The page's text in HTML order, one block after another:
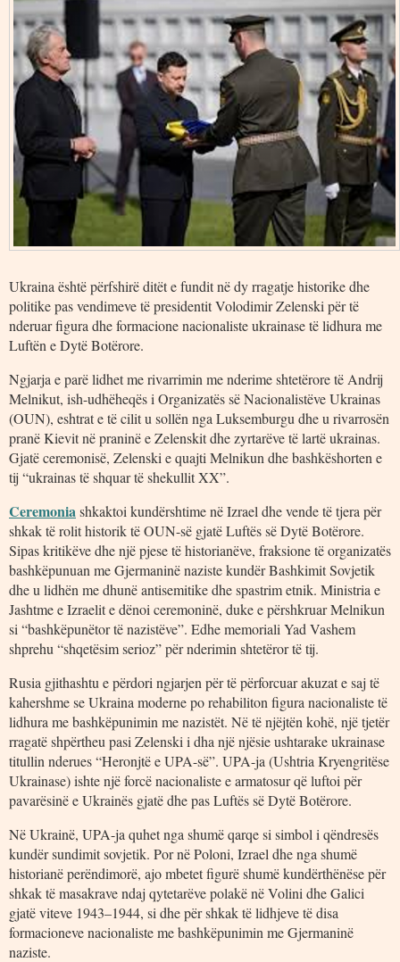
Ukraina është përfshirë ditët e fundit në dy rragatje historike dhe
politike pas vendimeve të presidentit Volodimir Zelenski për të
nderuar figura dhe formacione nacionaliste ukrainase të lidhura me
Luftën e Dytë Botërore.
Ngjarja e parë lidhet me rivarrimin me nderime shtetërore të Andrij
Melnikut, ish-udhëheqës i Organizatës së Nacionalistëve Ukrainas
(OUN), eshtrat e të cilit u sollën nga Luksemburgu dhe u rivarrosën
pranë Kievit në praninë e Zelenskit dhe zyrtarëve të lartë ukrainas.
Gjatë ceremonisë, Zelenski e quajti Melnikun dhe bashkëshorten e
tij “ukrainas të shquar të shekullit XX”.
Ceremoniashkaktoi kundërshtime në Izrael dhe vende të tjera për
shkak të rolit historik të OUN-së gjatë Luftës së Dytë Botërore.
Sipas kritikëve dhe një pjese të historianëve, fraksione të organizatës
bashkëpunuan me Gjermaninë naziste kundër Bashkimit Sovjetik
dhe u lidhën me dhunë antisemitike dhe spastrim etnik. Ministria e
Jashtme e Izraelit e dënoi ceremoninë, duke e përshkruar Melnikun
si “bashkëpunëtor të nazistëve”. Edhe memoriali Yad Vashem
shprehu “shqetësim serioz” për nderimin shtetëror të tij.
Rusia gjithashtu e përdori ngjarjen për të përforcuar akuzat e saj të
kahershme se Ukraina moderne po rehabiliton figura nacionaliste të
lidhura me bashkëpunimin me nazistët. Në të njëjtën kohë, një tjetër
rragatë shpërtheu pasi Zelenski i dha një njësie ushtarake ukrainase
titullin nderues “Heronjtë e UPA-së”. UPA-ja (Ushtria Kryengritëse
Ukrainase) ishte një forcë nacionaliste e armatosur që luftoi për
pavarësinë e Ukrainës gjatë dhe pas Luftës së Dytë Botërore.
Në Ukrainë, UPA-ja quhet nga shumë qarqe si simbol i qëndresës
kundër sundimit sovjetik. Por në Poloni, Izrael dhe nga shumë
historianë perëndimorë, ajo mbetet figurë shumë kundërthënëse për
shkak të masakrave ndaj qytetarëve polakë në Volini dhe Galici
gjatë viteve 1943–1944, si dhe për shkak të lidhjeve të disa
formacioneve nacionaliste me bashkëpunimin me Gjermaninë
naziste.